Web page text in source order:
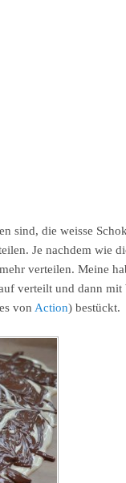
sind, die weisse
Je nachdem wie
verteilen. Meine
verteilt und dann mit
von Action) bestückt.